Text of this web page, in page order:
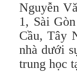
Nguyễn
1, Sài
Cầu, Tây
nhà dưới
trung học